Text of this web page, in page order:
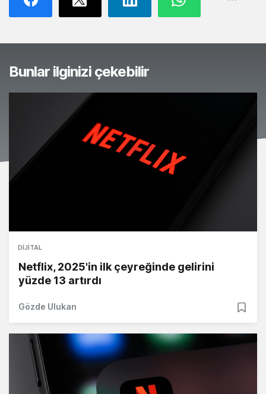
Bunlar ilginizi çekebilir
DIJITAL
Netflix, 2025'in ilk çeyreğinde gelirini
yüzde 13 artırdı
Gözde Ulukan